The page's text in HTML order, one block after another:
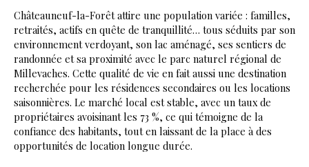
Châteauneuf-la-Forêt attire une population variée : familles,
retraités, actifs en quête de tranquillité… tous séduits par son
environnement verdoyant, son lac aménagé, ses sentiers de
randonnée et sa proximité avec le parc naturel régional de
Millevaches. Cette qualité de vie en fait aussi une destination
recherchée pour les résidences secondaires ou les locations
saisonnières. Le marché local est stable, avec un taux de
propriétaires avoisinant les 73 %, ce qui témoigne de la
confiance des habitants, tout en laissant de la place à des
opportunités de location longue durée.